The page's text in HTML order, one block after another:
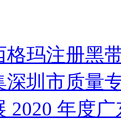
格玛注册黑
深圳市质量
2020 年度